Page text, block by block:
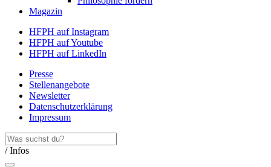
Magazin
HFPH auf Instagram
HFPH auf Youtube
HFPH auf LinkedIn
Presse
Stellenangebote
Newsletter
Datenschutzerklärung
Impressum
/ Infos